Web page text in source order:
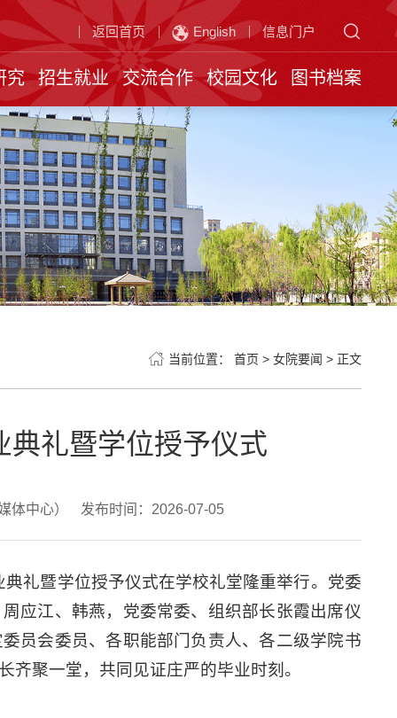
返回首页 English 信息门户
究 招生就业 交流合作 校园文化 图书档案
当前位置： 首页 > 女院要闻 > 正文
礼暨学位授予仪式
体中心） 发布时间：2026-07-05
礼暨学位授予仪式在学校礼堂隆重举行。党委
应江、韩燕，党委常委、组织部长张霞出席仪
员会委员、各职能部门负责人、各二级学院书
聚一堂，共同见证庄严的毕业时刻。